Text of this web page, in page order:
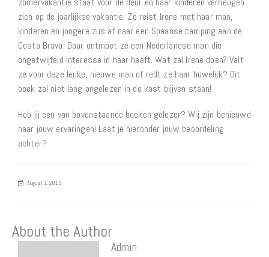
zich op de jaarlijkse vakantie. Zo reist Irene met haar man,
kinderen en jongere zus af naar een Spaanse camping aan de
Costa Brava. Daar ontmoet ze een Nederlandse man die
ongetwijfeld interesse in haar heeft. Wat zal Irene doen? Valt
ze voor deze leuke, nieuwe man of redt ze haar huwelijk? Dit
boek zal niet lang ongelezen in de kast blijven staan!
Heb jij een van bovenstaande boeken gelezen? Wij zijn benieuwd
naar jouw ervaringen! Laat je hieronder jouw beoordeling
achter?
August 1, 2019
About the Author
Admin